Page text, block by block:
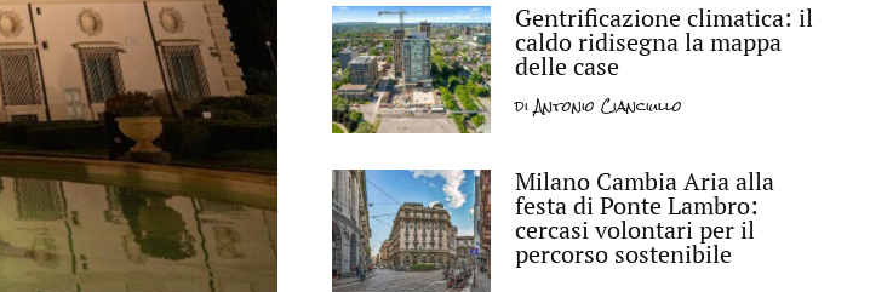
Gentrificazione climatica: il
caldo ridisegna la mappa
delle case
diAntonio Cianciullo
Milano Cambia Aria alla
festa di Ponte Lambro:
cercasi volontari per il
percorso sostenibile